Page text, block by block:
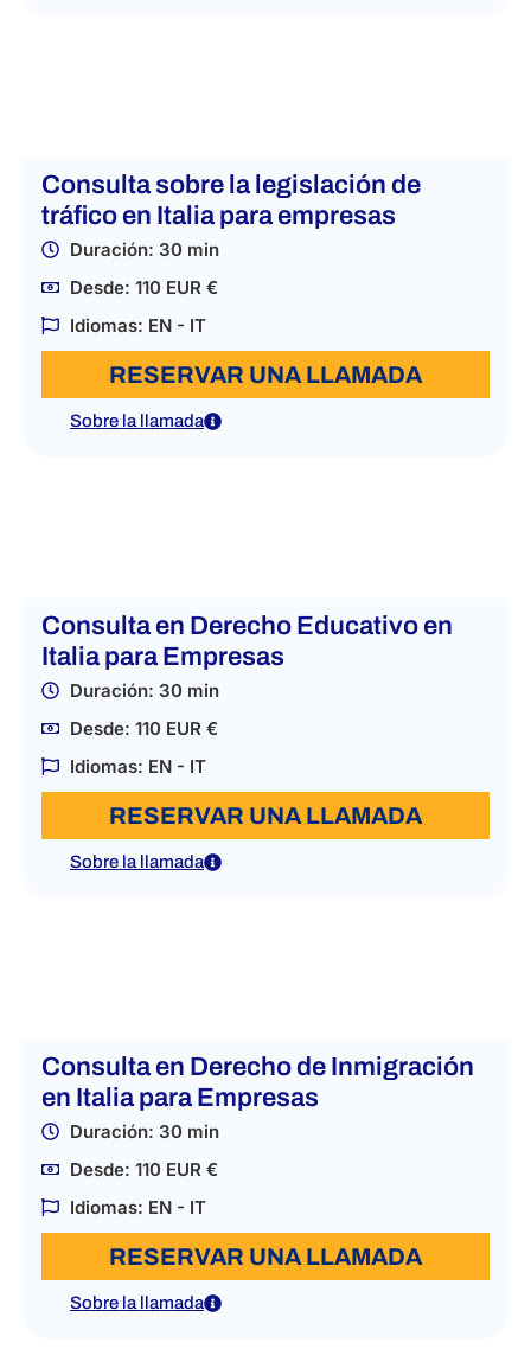
Consulta sobre la legislación de
tráfico en Italia para empresas
Duración: 30 min
Desde: 110 EUR €
Idiomas: EN - IT
RESERVAR UNA LLAMADA
Sobre la llamada
Consulta en Derecho Educativo en
Italia para Empresas
Duración: 30 min
Desde: 110 EUR €
Idiomas: EN - IT
RESERVAR UNA LLAMADA
Sobre la llamada
Consulta en Derecho de Inmigración
en Italia para Empresas
Duración: 30 min
Desde: 110 EUR €
Idiomas: EN - IT
RESERVAR UNA LLAMADA
Sobre la llamada